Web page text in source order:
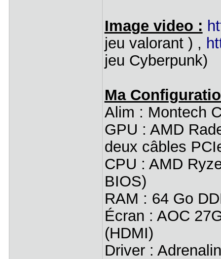
Image video :
jeu valorant ) ,
jeu Cyberpunk)
Ma
Alim : Montech
GPU : AMD
deux câbles
CPU : AMD
BIOS)
RAM : 64 Go
Écran : AOC
(HDMI)
Driver :